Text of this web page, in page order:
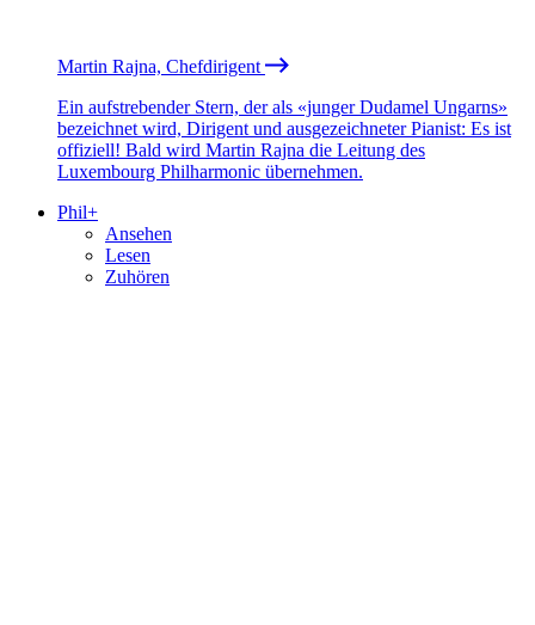
Martin Rajna, Chefdirigent
Ein aufstrebender Stern, der als «junger Dudamel Ungarns»
bezeichnet wird, Dirigent und ausgezeichneter Pianist: Es ist
offiziell! Bald wird Martin Rajna die Leitung des
Luxembourg Philharmonic übernehmen.
Phil+
Ansehen
Lesen
Zuhören